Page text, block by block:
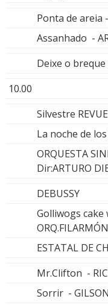
Ponta de areia
Assanhado -
Deixe o breque
10.00
Silvestre
La noche de
ORQUESTA
Dir:ARTURO
DEBUSSY
Golliwogs cake
ESTATAL DE
Mr.Clifton -
Sorrir -